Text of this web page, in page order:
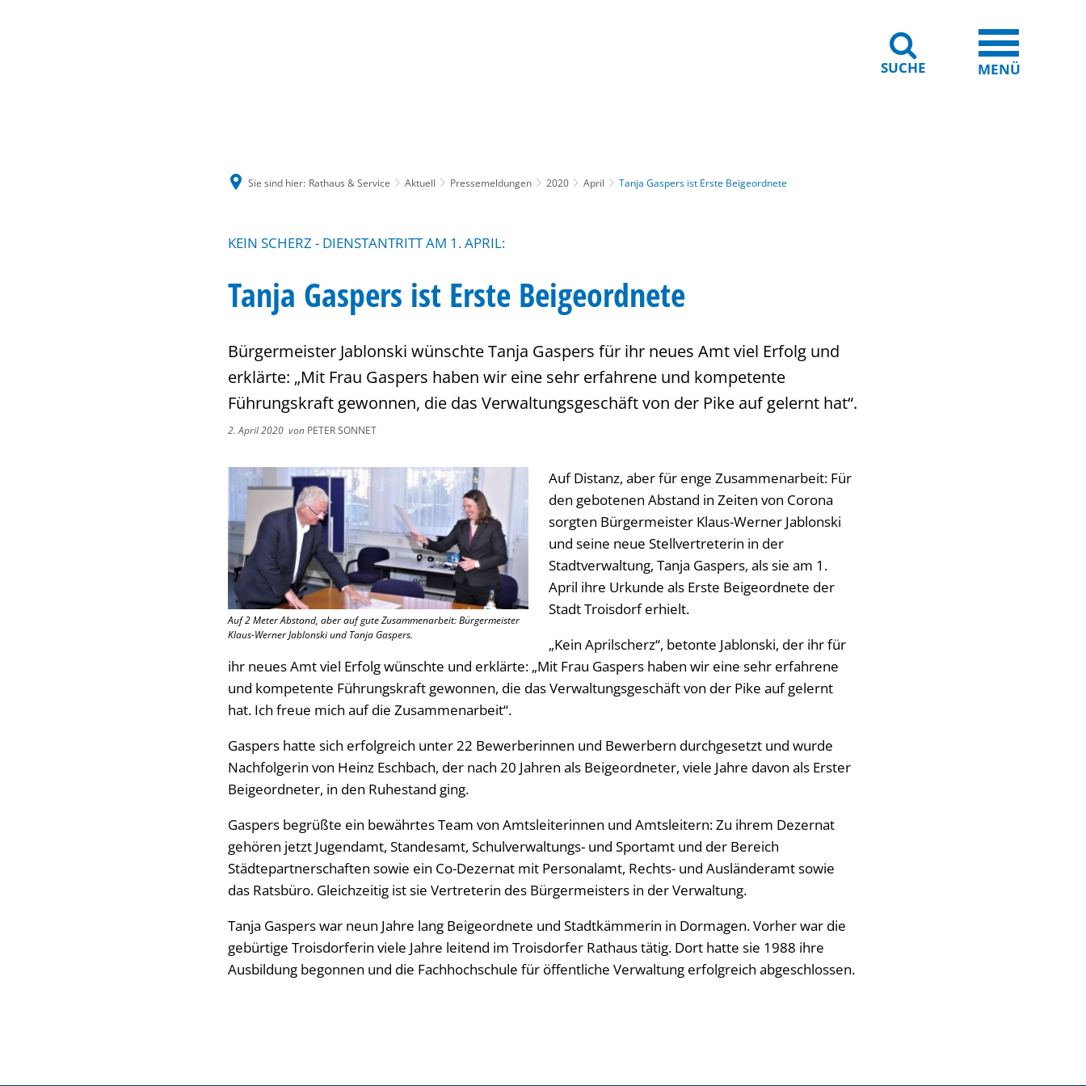
SUCHE MENÜ
Sie sind hier: Rathaus & Service Aktuell Pressemeldungen 2020 April Tanja Gaspers ist Erste Beigeordnete
KEIN SCHERZ - DIENSTANTRITT AM 1. APRIL:
Tanja Gaspers ist Erste Beigeordnete
Bürgermeister Jablonski wünschte Tanja Gaspers für ihr neues Amt viel Erfolg und
erklärte: „Mit Frau Gaspers haben wir eine sehr erfahrene und kompetente
Führungskraft gewonnen, die das Verwaltungsgeschäft von der Pike auf gelernt hat“.
2. April 2020 von PETER SONNET
Auf 2 Meter Abstand, aber auf gute Zusammenarbeit: Bürgermeister
Klaus-Werner Jablonski und Tanja Gaspers.
Auf Distanz, aber für enge Zusammenarbeit: Für
den gebotenen Abstand in Zeiten von Corona
sorgten Bürgermeister Klaus-Werner Jablonski
und seine neue Stellvertreterin in der
Stadtverwaltung, Tanja Gaspers, als sie am 1.
April ihre Urkunde als Erste Beigeordnete der
Stadt Troisdorf erhielt.
„Kein Aprilscherz“, betonte Jablonski, der ihr für
ihr neues Amt viel Erfolg wünschte und erklärte: „Mit Frau Gaspers haben wir eine sehr erfahrene
und kompetente Führungskraft gewonnen, die das Verwaltungsgeschäft von der Pike auf gelernt
hat. Ich freue mich auf die Zusammenarbeit“.
Gaspers hatte sich erfolgreich unter 22 Bewerberinnen und Bewerbern durchgesetzt und wurde
Nachfolgerin von Heinz Eschbach, der nach 20 Jahren als Beigeordneter, viele Jahre davon als Erster
Beigeordneter, in den Ruhestand ging.
Gaspers begrüßte ein bewährtes Team von Amtsleiterinnen und Amtsleitern: Zu ihrem Dezernat
gehören jetzt Jugendamt, Standesamt, Schulverwaltungs- und Sportamt und der Bereich
Städtepartnerschaften sowie ein Co-Dezernat mit Personalamt, Rechts- und Ausländeramt sowie
das Ratsbüro. Gleichzeitig ist sie Vertreterin des Bürgermeisters in der Verwaltung.
Tanja Gaspers war neun Jahre lang Beigeordnete und Stadtkämmerin in Dormagen. Vorher war die
gebürtige Troisdorferin viele Jahre leitend im Troisdorfer Rathaus tätig. Dort hatte sie 1988 ihre
Ausbildung begonnen und die Fachhochschule für öffentliche Verwaltung erfolgreich abgeschlossen.